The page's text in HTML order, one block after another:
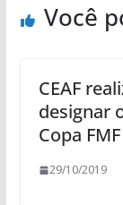
Você
CEAF
designar
Copa FMF
29/10/2019